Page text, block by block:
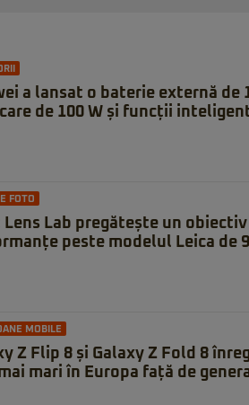
a lansat o baterie externă de
de 100 W și funcții
FOTO
Lens Lab pregătește un
peste modelul Leica de
MOBILE
Z Flip 8 și Galaxy Z Fold 8
mari în Europa față de